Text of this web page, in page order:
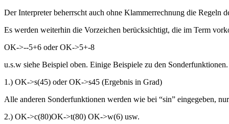
Der Interpreter beherrscht auch ohne Klammerrechnung die Regeln
Es werden weiterhin die Vorzeichen berücksichtigt, die im Term
OK->--5+6 oder OK->5+-8
u.s.w siehe Beispiel oben. Einige Beispiele zu den
1.) OK->s(45) oder OK->s45 (Ergebnis in Grad)
Alle anderen Sonderfunktionen werden wie bei “sin” eingegeben,
2.) OK->c(80)OK->t(80) OK->w(6) usw.